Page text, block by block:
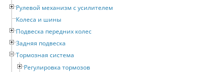
Рулевой механизм с усилителем
Колеса и шины
Подвеска передних колес
Задняя подвеска
Тормозная система
Регулировка тормозов